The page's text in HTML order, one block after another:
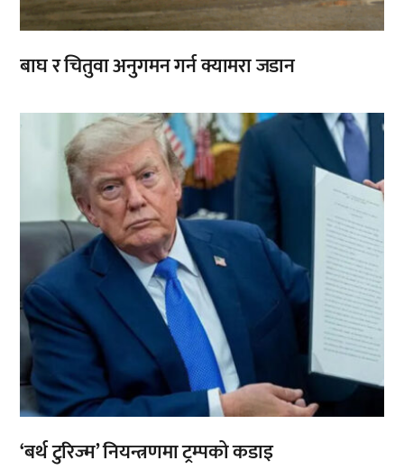
बाघ र चितुवा अनुगमन गर्न क्यामरा जडान
‘बर्थ टुरिज्म’ नियन्त्रणमा ट्रम्पको कडाइ